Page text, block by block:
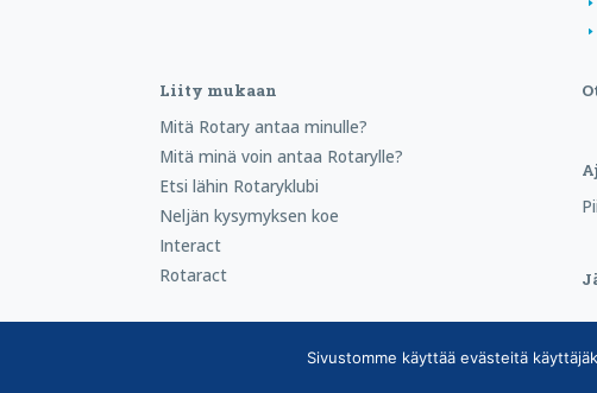
Liity mukaan
Mitä Rotary antaa minulle?
Mitä minä voin antaa Rotarylle?
Etsi lähin Rotaryklubi
Neljän kysymyksen koe
Interact
Rotaract
Copyright © Suomen Rotarypalvelu ry 2026 |
Sivustomme käyttää evästeitä